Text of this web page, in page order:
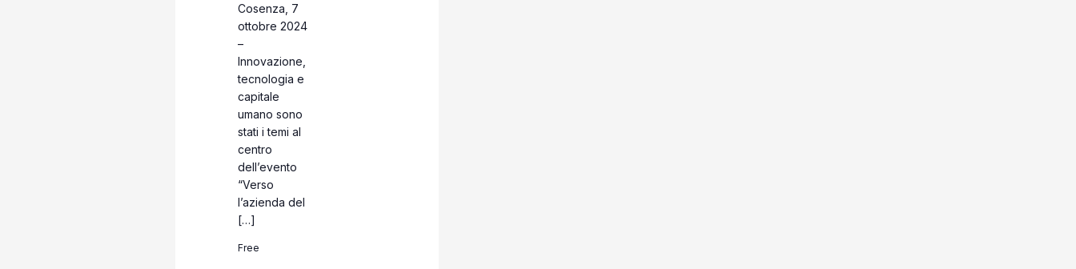
Cosenza, 7
ottobre 2024
–
Innovazione,
tecnologia e
capitale
umano sono
stati i temi al
centro
dell’evento
“Verso
l’azienda del
[…]
Free